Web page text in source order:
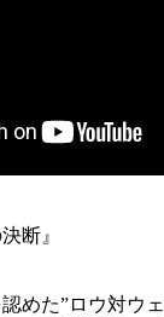
断』
めた”ロウ対ウ